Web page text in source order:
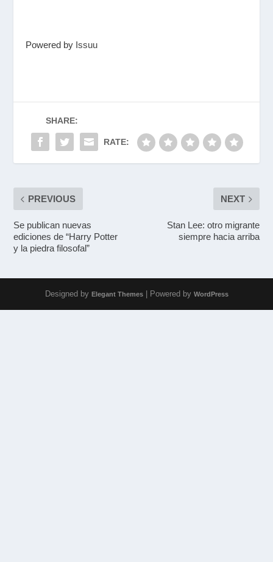
Powered by Issuu
SHARE:
RATE:
PREVIOUS
Se publican nuevas
ediciones de “Harry Potter
y la piedra filosofal”
NEXT
Stan Lee: otro migrante
siempre hacia arriba
Designed by Elegant Themes| Powered by WordPress